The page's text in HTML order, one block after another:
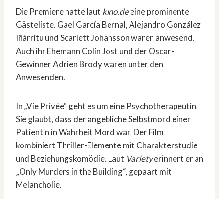
Die Premiere hatte laut kino.deeine prominente
Gästeliste. Gael García Bernal, Alejandro González
Iñárritu und Scarlett Johansson waren anwesend.
Auch ihr Ehemann Colin Jost und der Oscar-
Gewinner Adrien Brody waren unter den
Anwesenden.
In „Vie Privée“ geht es um eine Psychotherapeutin.
Sie glaubt, dass der angebliche Selbstmord einer
Patientin in Wahrheit Mord war. Der Film
kombiniert Thriller-Elemente mit Charakterstudie
und Beziehungskomödie. Laut Varietyerinnert er an
„Only Murders in the Building“, gepaart mit
Melancholie.